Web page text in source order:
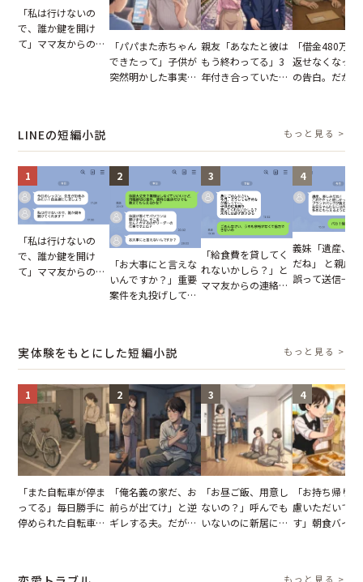
「私は行けないの
で、誰か鍵を開け
て」ママ友からの
「パパまた赤ちゃん
できたって」子供が
突然明かした事実。
親友「あなたと彼は
もう終わってる」3
年付き合っていた彼
「借金480万、
返せなくなっ
の告白。だが
LINEの短編小説 もっと見る >
1
「私は行けないの
で、誰か鍵を開け
て」ママ友からの
2
「お大事にと言えな
いんですか？」重要
案件を丸投げして休
3
「給食費を貸してく
れないかしら？」と
ママ友からの連絡。
4
義妹「遺産、
だね」 と親戚
誤って送信→夫
実体験をもとにした短編小説 もっと見る >
1
「また自転車が停ま
ってる」毎日勝手に
停められた自転車。
2
「俺名義の家だ、お
前らが出てけ」と逆
ギレする夫。だが、
3
「お昼ご飯、用意し
ないの？」呼んでも
いないのに新居にあ
4
「お持ち帰り
慮いただいて
す」朝食バイ
もっと見る >